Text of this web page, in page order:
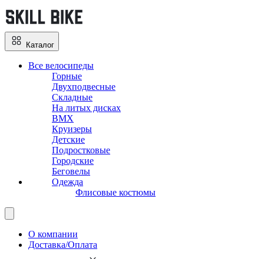
Каталог
Все велосипеды
Горные
Двухподвесные
Складные
На литых дисках
BMX
Круизеры
Детские
Подростковые
Городские
Беговелы
Одежда
Флисовые костюмы
О компании
Доставка/Оплата